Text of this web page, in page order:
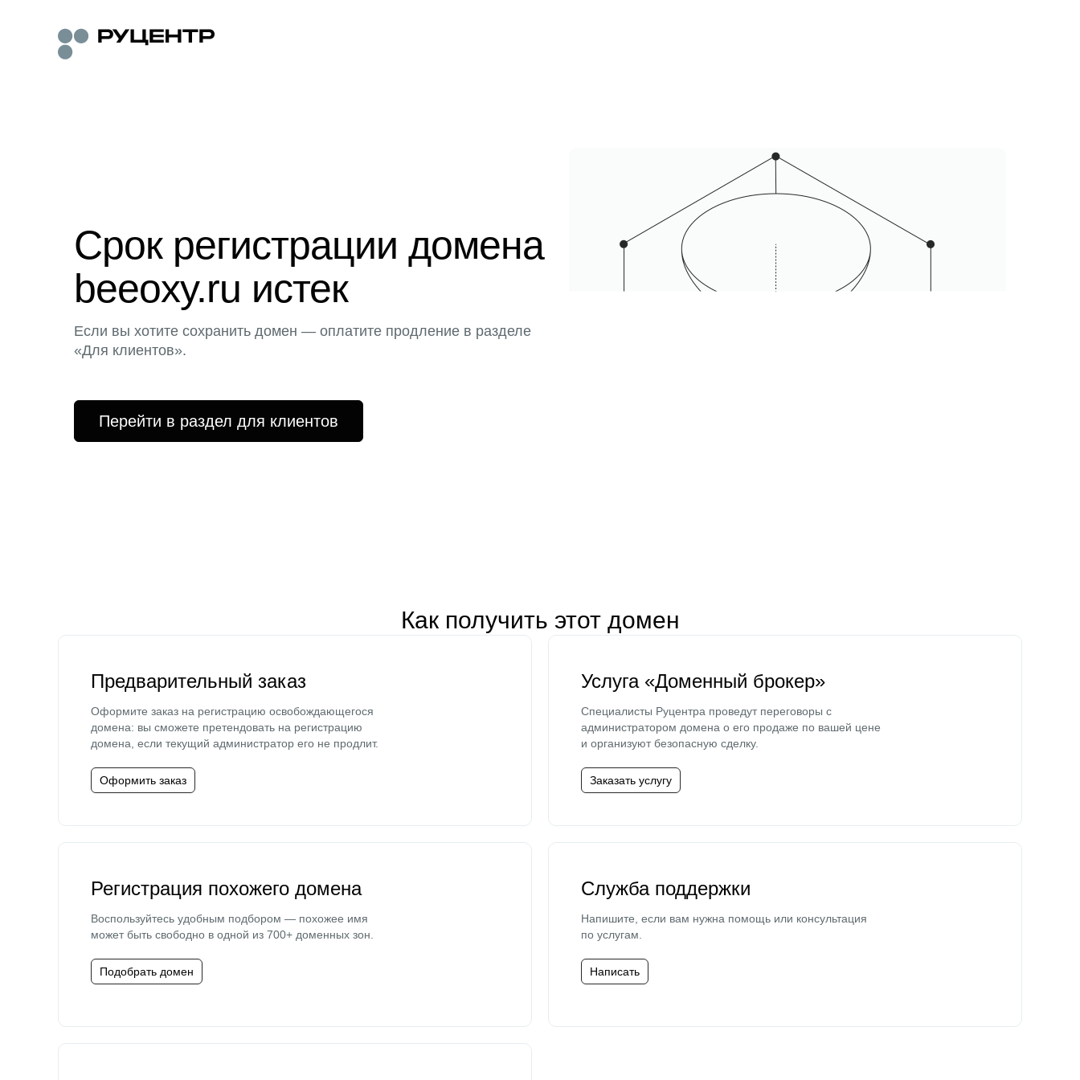
Срок регистрации домена
beeoxy.ru истек
Если вы хотите сохранить домен — оплатите продление в разделе
«Для клиентов».
Перейти в раздел для клиентов
Как получить этот домен
Предварительный заказ
Оформите заказ на регистрацию освобождающегося
домена: вы сможете претендовать на регистрацию
домена, если текущий администратор его не продлит.
Оформить заказ
Услуга «Доменный брокер»
Специалисты Руцентра проведут переговоры с
администратором домена о его продаже по вашей цене
и организуют безопасную сделку.
Заказать услугу
Регистрация похожего домена
Воспользуйтесь удобным подбором — похожее имя
может быть свободно в одной из 700+ доменных зон.
Подобрать домен
Служба поддержки
Напишите, если вам нужна помощь или консультация
по услугам.
Написать